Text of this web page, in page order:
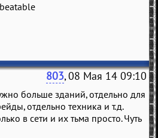
803, 08 Мая 14 09:10
больше зданий, отдельно для
отдельно техника и т.д.
в сети и их тьма просто. Чуть